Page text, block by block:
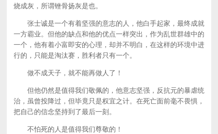
烧成灰，所谓锉骨扬灰是也。
张士诚是一个有着坚强的意志的人，他白手起家，最终成就
一方霸业。但他的缺点和他的优点一样突出，作为乱世群雄中的
一个，他有着小富即安的心理，却并不明白，在这样的环境中进
行的，只能是淘汰赛，胜利者只有一个。
做不成天子，就不能再做人了！
但他仍然是值得我们敬佩的，他意志坚强，反抗元的暴虐统
治，虽曾投降过，但毕竟只是权宜之计。在死亡面前毫不畏惧，
把自己的信念坚持到了最后一刻。
不怕死的人是值得我们尊敬的！